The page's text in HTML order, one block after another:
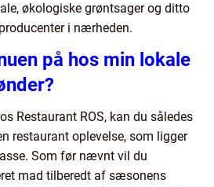
økologiske grøntsager og ditto
i nærheden.
på hos min lokale
Restaurant ROS, kan du således
restaurant oplevelse, som ligger
Som før nævnt vil du
mad tilberedt af sæsonens